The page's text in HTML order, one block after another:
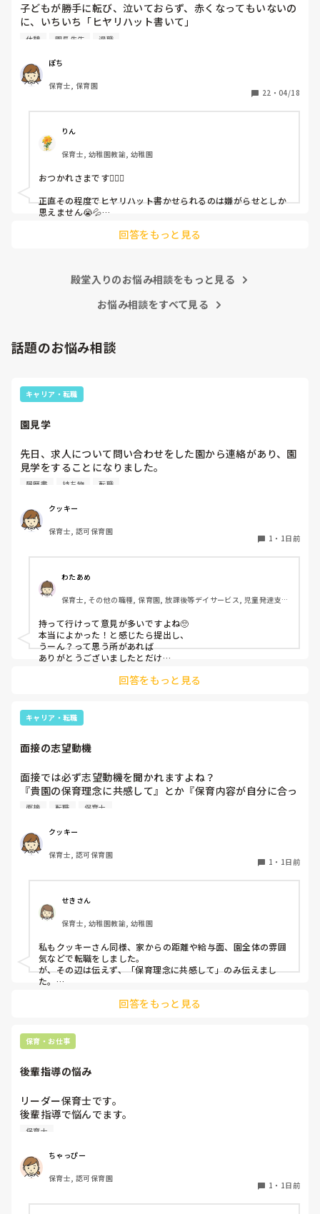
子どもが勝手に転び、泣いておらず、赤くなってもいないの
に、いちいち「ヒヤリハット書いて」
と書かされ
（そう言う本人は書かない）
しかも、上司に↑この内容でも
ちゃんと考えて対策を練って書き込むようにと。
呼ばれて一緒に対策を考えさせられること多数
これだけで30〜40分拘束されて辛いです
皆さんの園はどうですか?
休憩 園長先生 退職
ぽち
保育士, 保育園
22 ・ 04/18
りん
保育士, 幼稚園教諭, 幼稚園
おつかれさまです🙇🏻‍♀️
正直その程度でヒヤリハット書かせられるのは嫌がらせとしか
思えません😭💦
回答をもっと見る
殿堂入りのお悩み相談をもっと見る
お悩み相談をすべて見る
話題のお悩み相談
キャリア・転職
園見学
先日、求人について問い合わせをした園から連絡があり、園
見学をすることになりました。
私としては求人に応募したという認識ですが、『園見学をご
問しましたが、見学なので特にありませんとのこと
このような場合は本当に見学だけで終了なのでしょうか？
でしょうか？
履歴書 持ち物 転職
クッキー
保育士, 認可保育園
1 ・ 1日前
わたあめ
保育士, その他の職種, 保育園, 放課後等デイサービス, 児童発達支援
持って行けって意見が多いですよね🥺
本当によかった！と感じたら提出し、
うーん？って思う所があれば
ありがとうございましたとだけ
回答をもっと見る
キャリア・転職
面接の志望動機
面接では必ず志望動機を聞かれますよね？
『貴園の保育理念に共感して』とか『保育内容が自分に合っ
てると思いました』等々が多いかと思いますが、実際はどう
私自身、園の雰囲気とか園の規模、保育内容は勘案しますが
正直なところ、家から通いやすいか、給与はどうか…という
ところに重きを置いています
皆さんは、志望動機をどのように答えていますか？また、本
音はどうですか？
面接 転職 保育士
クッキー
保育士, 認可保育園
1 ・ 1日前
せきさん
保育士, 幼稚園教諭, 幼稚園
私もクッキーさん同様、家からの距離や給与面、園全体の雰囲
気などで転職をしました。
が、その辺は伝えず、「保育理念に共感して」のみ伝えまし
た。
回答をもっと見る
保育・お仕事
後輩指導の悩み
リーダー保育士です。
後輩指導で悩んでます。
初めて年長を持つ後輩がいますが
いで様子見てると直前になるまで何もアクションがなかった
り
他の職員に聞いてる様子もなくて
保育士
ちゃっぴー
保育士, 認可保育園
1 ・ 1日前